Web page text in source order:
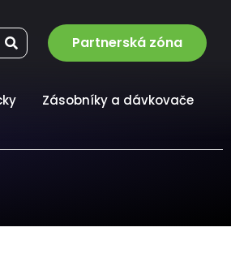
Partnerská zóna
Zásobníky a dávkovače